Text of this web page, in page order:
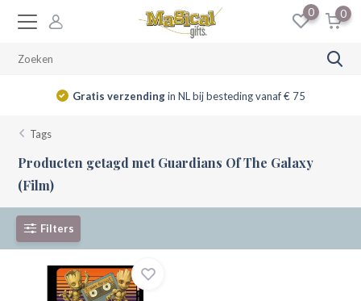
0 0
Gratis verzendingin NL bij besteding vanaf € 75
Tags
Producten getagd met Guardians Of The Galaxy
(Film)
Filters